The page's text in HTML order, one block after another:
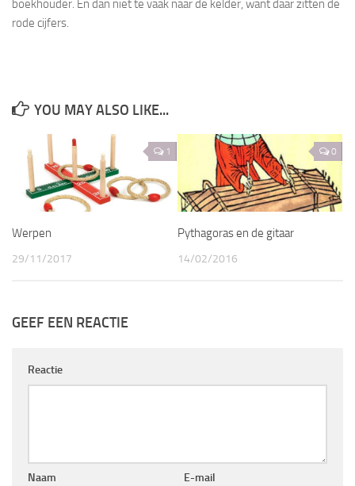
boekhouder. En dan niet te vaak naar de kelder, want daar zitten de
rode cijfers.
YOU MAY ALSO LIKE...
1
Werpen
29/11/2017
0
Pythagoras en de gitaar
14/02/2016
GEEF EEN REACTIE
Reactie
Naam E-mail